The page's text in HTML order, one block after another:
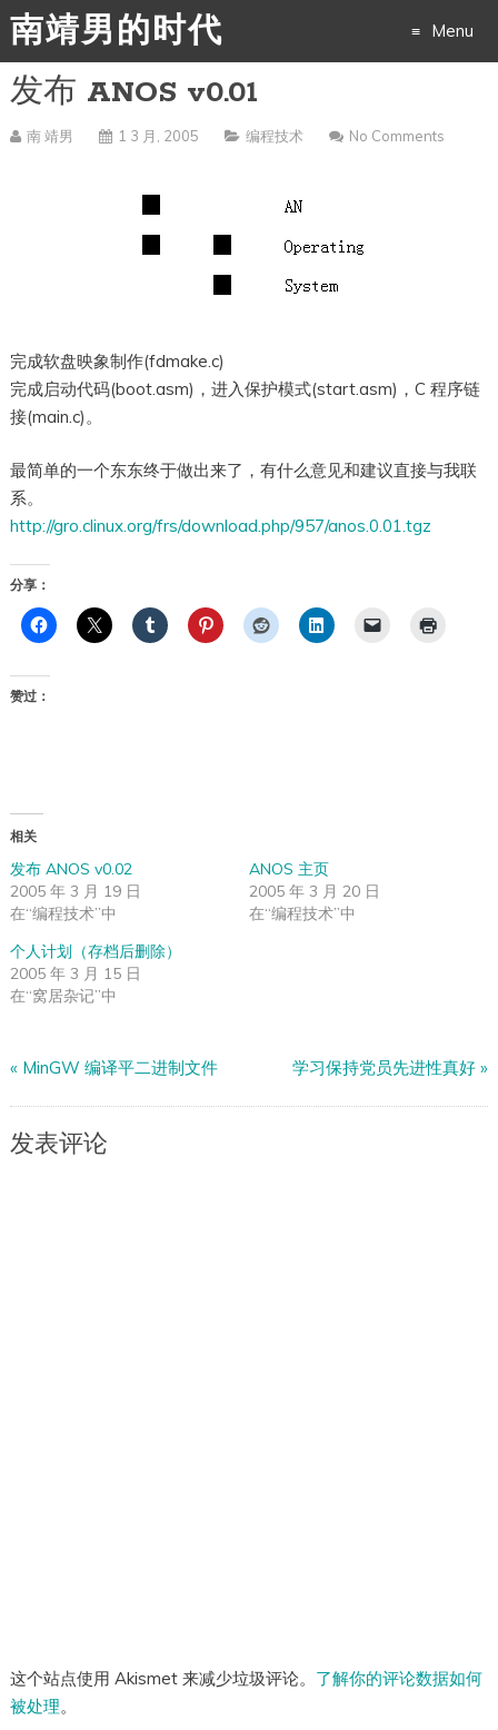
南靖男的时代 Menu
to
发布 ANOS v0.01
南 靖男 1 3 月, 2005 编程技术 No Comments
完成软盘映象制作(fdmake.c)
完成启动代码(boot.asm)，进入保护模式(start.asm)，C 程序链
接(main.c)。
最简单的一个东东终于做出来了，有什么意见和建议直接与我联
系。
http://gro.clinux.org/frs/download.php/957/anos.0.01.tgz
分享：
赞过：
相关
发布 ANOS v0.02
2005 年 3 月 19 日
在“编程技术”中
ANOS 主页
2005 年 3 月 20 日
在“编程技术”中
个人计划（存档后删除）
2005 年 3 月 15 日
在“窝居杂记”中
« MinGW 编译平二进制文件 学习保持党员先进性真好 »
发表评论
这个站点使用 Akismet 来减少垃圾评论。 了解你的评论数据如何
被处理。